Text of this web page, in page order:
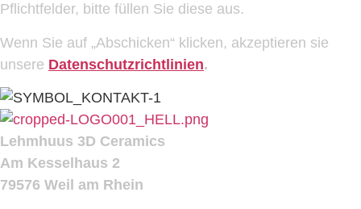
Pflichtfelder, bitte füllen Sie diese aus.
Wenn Sie auf „Abschicken“ klicken, akzeptieren sie
unsere Datenschutzrichtlinien.
Lehmhuus 3D Ceramics
Am Kesselhaus 2
79576 Weil am Rhein